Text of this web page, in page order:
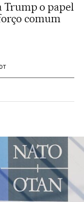
Trump o papel
comum